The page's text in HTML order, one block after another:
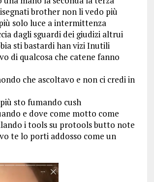
brother non li vedo più
solo luce a intermittenza
dagli sguardi dei giudizi altrui
sti bastardi han vizi Inutili
di qualcosa che catene fanno
che ascoltavo e non ci credi in
sto fumando cush
e dove come motto come
i tools su protools butto note
te lo porti addosso come un